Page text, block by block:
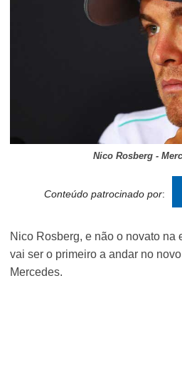
Nico Rosberg -
Conteúdo patrocinado por:
Nico Rosberg, e não o novato na
vai ser o primeiro a andar no
Mercedes.